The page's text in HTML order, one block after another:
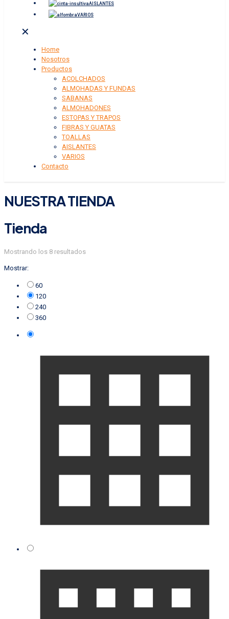
AISLANTES
VARIOS
✕
Home
Nosotros
Productos
ACOLCHADOS
ALMOHADAS Y FUNDAS
SABANAS
ALMOHADONES
ESTOPAS Y TRAPOS
FIBRAS Y GUATAS
TOALLAS
AISLANTES
VARIOS
Contacto
NUESTRA TIENDA
Tienda
Mostrando los 8 resultados
Mostrar:
60
120
240
360